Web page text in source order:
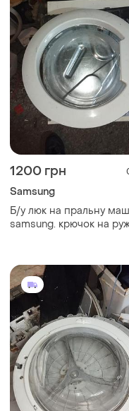
1200 грн
Samsung
Б/у люк на пральну
samsung. крючок на